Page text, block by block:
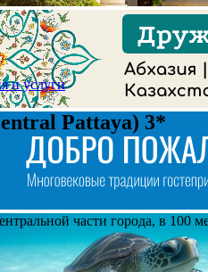
и услуги
Pattaya) 3*
части города, в 100